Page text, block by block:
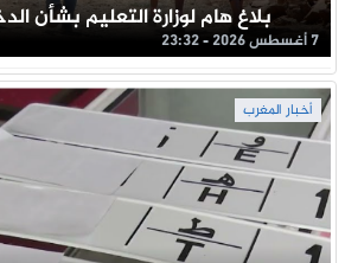
بلاغ هام لوزارة التعليم بشأن
7 أغسطس 2026 - 23:32
أخبار المغرب